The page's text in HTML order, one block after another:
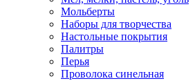
Мольберты
Наборы для творчества
Настольные покрытия
Палитры
Перья
Проволока синельная